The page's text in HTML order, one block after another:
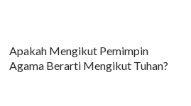
Apakah Mengikut Pemimpin
Agama Berarti Mengikut Tuhan?